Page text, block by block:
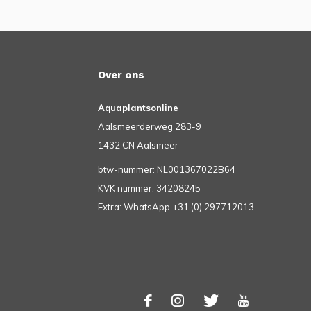
Over ons
Aquaplantsonline
Aalsmeerderweg 283-9
1432 CN Aalsmeer
btw-nummer: NL001367022B64
KVK nummer: 34208245
Extra: WhatsApp +31 (0) 297712013